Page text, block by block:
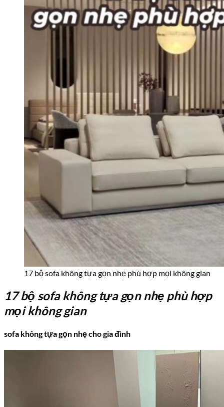
17 bộ sofa không tựa gọn nhẹ phù hợp mọi không gian
17 bộ sofa không tựa gọn nhẹ phù hợp
mọi không gian
sofa không tựa gọn nhẹ cho gia đình